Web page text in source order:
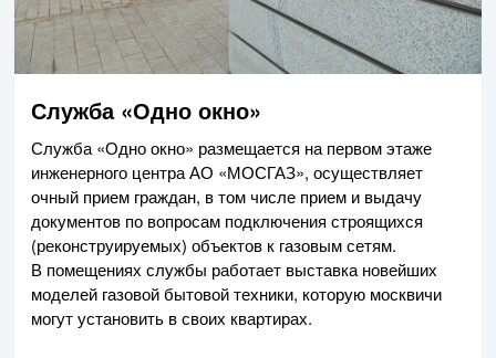
Служба «Одно окно»
Служба «Одно окно» размещается на первом этаже
инженерного центраАО «МОСГАЗ», осуществляет
очный прием граждан, в том числе прием и выдачу
документов по вопросам подключения строящихся
(реконструируемых) объектов к газовым сетям.
В помещениях службы работает выставка новейших
моделей газовой бытовой техни­ки, кото­рую москвичи
могут установить в своих квартирах.